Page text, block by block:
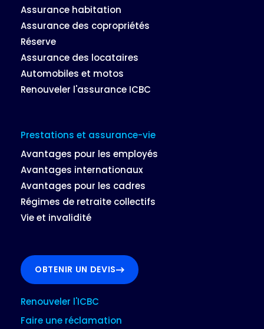
Assurance habitation
Assurance des copropriétés
Réserve
Assurance des locataires
Automobiles et motos
Renouveler l'assurance ICBC
Prestations et assurance-vie
Avantages pour les employés
Avantages internationaux
Avantages pour les cadres
Régimes de retraite collectifs
Vie et invalidité
OBTENIR UN DEVIS
Renouveler l'ICBC
Faire une réclamation